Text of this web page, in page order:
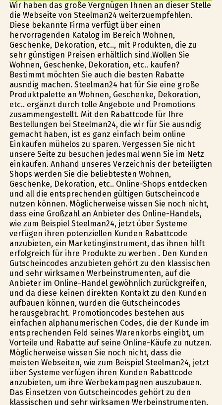
Wir haben das große Vergnügen Ihnen an dieser Stelle
die Webseite von Steelman24 weiterzuempfehlen.
Diese bekannte Firma verfügt über einen
hervorragenden Katalog im Bereich Wohnen,
Geschenke, Dekoration, etc.., mit Produkten, die zu
sehr günstigen Preisen erhältlich sind.Wollen Sie
Wohnen, Geschenke, Dekoration, etc.. kaufen?
Bestimmt möchten Sie auch die besten Rabatte
ausfindig machen. Steelman24 hat für Sie eine große
Produktpalette an Wohnen, Geschenke, Dekoration,
etc.. ergänzt durch tolle Angebote und Promotions
zusammengestellt. Mit den Rabattcode für Ihre
Bestellungen bei Steelman24, die wir für Sie ausfindig
gemacht haben, ist es ganz einfach beim online
Einkaufen mühelos zu sparen. Vergessen Sie nicht
unsere Seite zu besuchen jedesmal wenn Sie im Netz
einkaufen. Anhand unseres Verzeichnis der beteiligten
Shops werden Sie die beliebtesten Wohnen,
Geschenke, Dekoration, etc.. Online-Shops entdecken
und all die entsprechenden gültigen Gutscheincode
nutzen können. Möglicherweise wissen Sie noch nicht,
dass eine Großzahl an Anbieter des Online-Handels,
wie zum Beispiel Steelman24, jetzt über Systeme
verfügen ihren potenziellen Kunden Rabattcode
anzubieten, ein Marketinginstrument, das ihnen hilft
erfolgreich für ihre Produkte zu werben . Den Kunden
Gutscheincodes anzubieten gehört zu den klassischen
und sehr wirksamen Werbeinstrumenten, auf die
Anbieter im Online-Handel gewöhnlich zurückgreifen,
und da diese keinen direkten Kontakt zu den Kunden
aufbauen können, wurden die Gutscheincodes
herausgebracht. Promotioncodes bestehen aus
einfachen alphanumerischen Codes, die der Kunde im
entsprechenden Feld seines Warenkorbs eingibt, um
Vorteile und Rabatte auf seine Online-Käufe zu nutzen.
Möglicherweise wissen Sie noch nicht, dass die
meisten Webseiten, wie zum Beispiel Steelman24, jetzt
über Systeme verfügen ihren Kunden Rabattcode
anzubieten, um ihre Werbekampagnen auszubauen.
Das Einsetzen von Gutscheincodes gehört zu den
klassischen und sehr wirksamen Werbeinstrumenten,